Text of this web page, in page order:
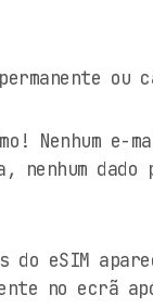
ou
Nenhum e-
nenhum dado
do eSIM
no ecrã